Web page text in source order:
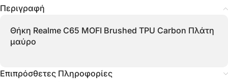
Περιγραφή
Θήκη Realme C65 MOFI Brushed TPU Carbon Πλάτη
μαύρο
Επιπρόσθετες Πληροφορίες